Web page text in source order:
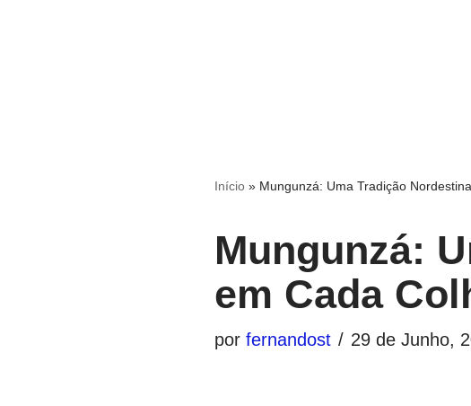
Início » Mungunzá: Uma Tradição
Mungunzá:
em Cada
por fernandost 29 de Junho,